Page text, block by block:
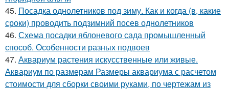
45. Посадка однолетников под зиму. Как и когда (в, какие
сроки) проводить подзимний посев однолетников
46. Схема посадки яблоневого сада промышленный
способ. Особенности разных подвоев
47. Аквариум растения искусственные или живые.
Аквариум по размерам Размеры аквариума с расчетом
стоимости для сборки своими руками, по чертежам из